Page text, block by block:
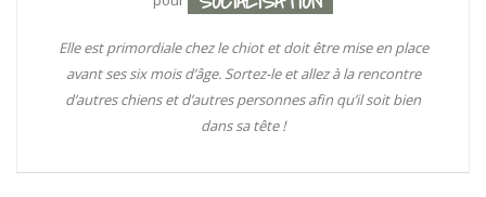
Elle est primordiale chez le chiot et doit être mise en place
avant ses six mois d’âge. Sortez-le et allez à la rencontre
d’autres chiens et d’autres personnes afin qu’il soit bien
dans sa tête !